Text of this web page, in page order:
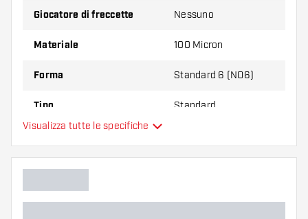
spessore diverso di alette per scoprire quale
Giocatore di freccette Nessuno
Materiale 100 Micron
Forma Standard 6 (NO6)
Tipo Standard
Colore principale
Visualizza tutte le specifiche